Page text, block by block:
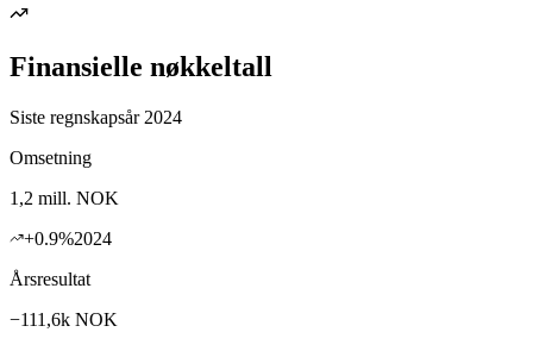
Finansielle nøkkeltall
Siste regnskapsår 2024
Omsetning
1,2 mill. NOK
+0.9%2024
Årsresultat
−111,6k NOK